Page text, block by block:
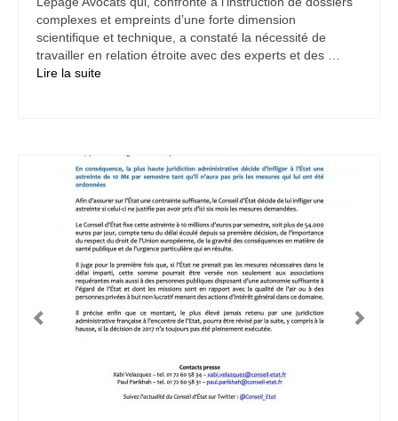
complexes et empreints d’une forte dimension
scientifique et technique, a constaté la nécessité de
travailler en relation étroite avec des experts et des …
Lire la suite­­